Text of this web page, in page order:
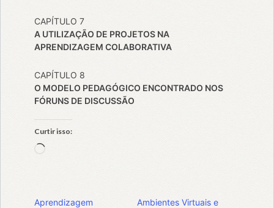
CAPÍTULO 7
A UTILIZAÇÃO DE PROJETOS NA
APRENDIZAGEM COLABORATIVA
CAPÍTULO 8
O MODELO PEDAGÓGICO ENCONTRADO NOS
FÓRUNS DE DISCUSSÃO
Curtir isso:
Carregando...
Aprendizagem
Ambientes Virtuais e